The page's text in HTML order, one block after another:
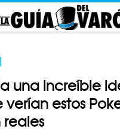
una increíble
verían estos
reales